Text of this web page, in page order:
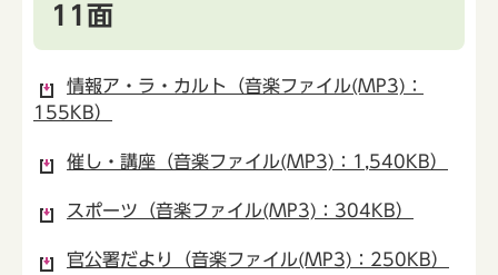
11面
情報ア・ラ・カルト（音楽ファイル(MP3)：
155KB）
催し・講座（音楽ファイル(MP3)：1,540KB）
スポーツ（音楽ファイル(MP3)：304KB）
官公署だより（音楽ファイル(MP3)：250KB）